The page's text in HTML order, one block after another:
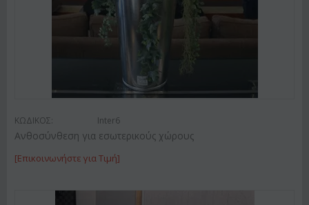
ΚΩΔΙΚΟΣ: Inter6
Ανθοσύνθεση για εσωτερικούς χώρους
[Επικοινωνήστε για Τιμή]